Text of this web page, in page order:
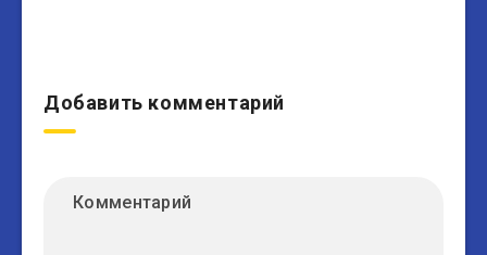
Добавить комментарий